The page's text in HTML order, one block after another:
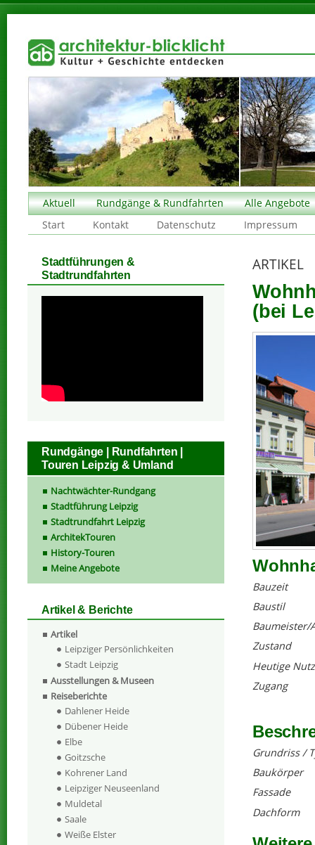
Aktuell Rundgänge & Rundfahrten
Alle Angebote
Start
Kontakt Datenschutz Impressum
ARTIKEL
(bei
Bauzeit
Baustil
Baumeister/
Zustand
Heutige
Zugang
Grundriss /
Baukörper
Fassade
Dachform
Stadtführungen &
Stadtrundfahrten
Rundgänge | Rundfahrten |
Touren Leipzig & Umland
Nachtwächter-Rundgang
Stadtführung Leipzig
Stadtrundfahrt Leipzig
ArchitekTouren
History-Touren
Meine Angebote
Artikel & Berichte
Artikel
Leipziger Persönlichkeiten
Stadt Leipzig
Ausstellungen & Museen
Reiseberichte
Dahlener Heide
Dübener Heide
Elbe
Goitzsche
Kohrener Land
Leipziger Neuseenland
Muldetal
Saale
Weiße Elster